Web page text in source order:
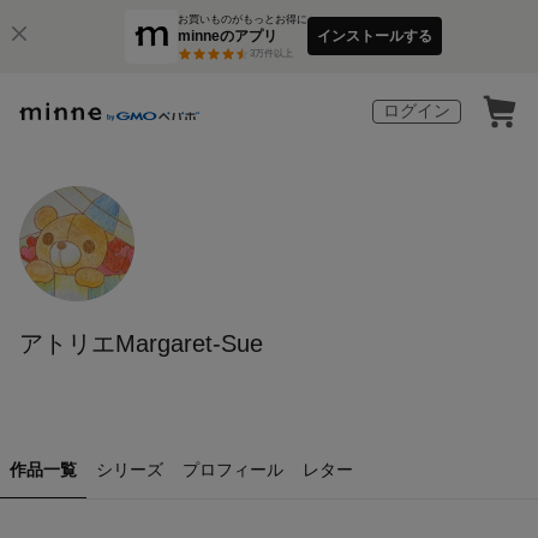
お買いものがもっとお得に
minneのアプリ
3万件以上
インストールする
ログイン
アトリエMargaret-Sue
作品一覧 シリーズ プロフィール レター